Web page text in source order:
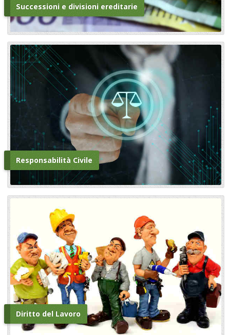
Successioni e divisioni ereditarie
Responsabilità Civile
Diritto del Lavoro